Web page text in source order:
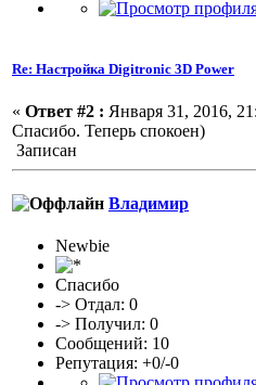
Re: Настройка Digitronic 3D Power
« Ответ #2 : Января 31, 2016,
Спасибо. Теперь спокоен)
Записан
Владимир
Newbie
Спасибо
-> Отдал: 0
-> Получил: 0
Сообщений: 10
Репутация: +0/-0